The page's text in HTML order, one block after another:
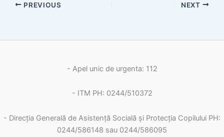
PREVIOUS NEXT
- Apel unic de urgenta: 112
- ITM PH: 0244/510372
- Direcția Generală de Asistență Socială și Protecția Copilului PH:
0244/586148 sau 0244/586095